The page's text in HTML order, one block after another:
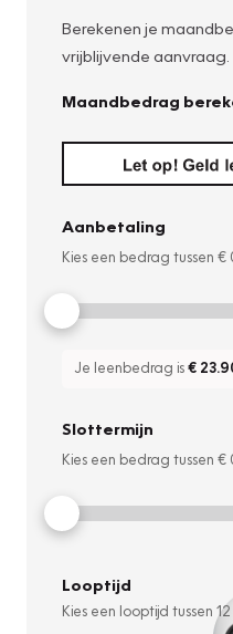
Berekenen je
vrijblijvende aanvraag.
Maandbedrag
Aanbetaling
Kies een bedrag tussen €
Je leenbedrag is€
Slottermijn
Kies een bedrag tussen €
Looptijd
Kies een looptijd tussen 12